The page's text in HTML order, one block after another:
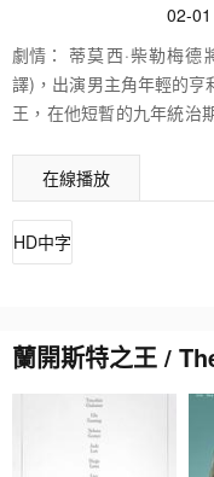
02-01
劇情： 蒂莫西·柴勒梅德
譯)，出演男主角年輕的亨
王，在他短暫的九年統治
奇歐德([動物王國])執導，
6月開機。
在線播放
HD中字
蘭開斯特之王 /